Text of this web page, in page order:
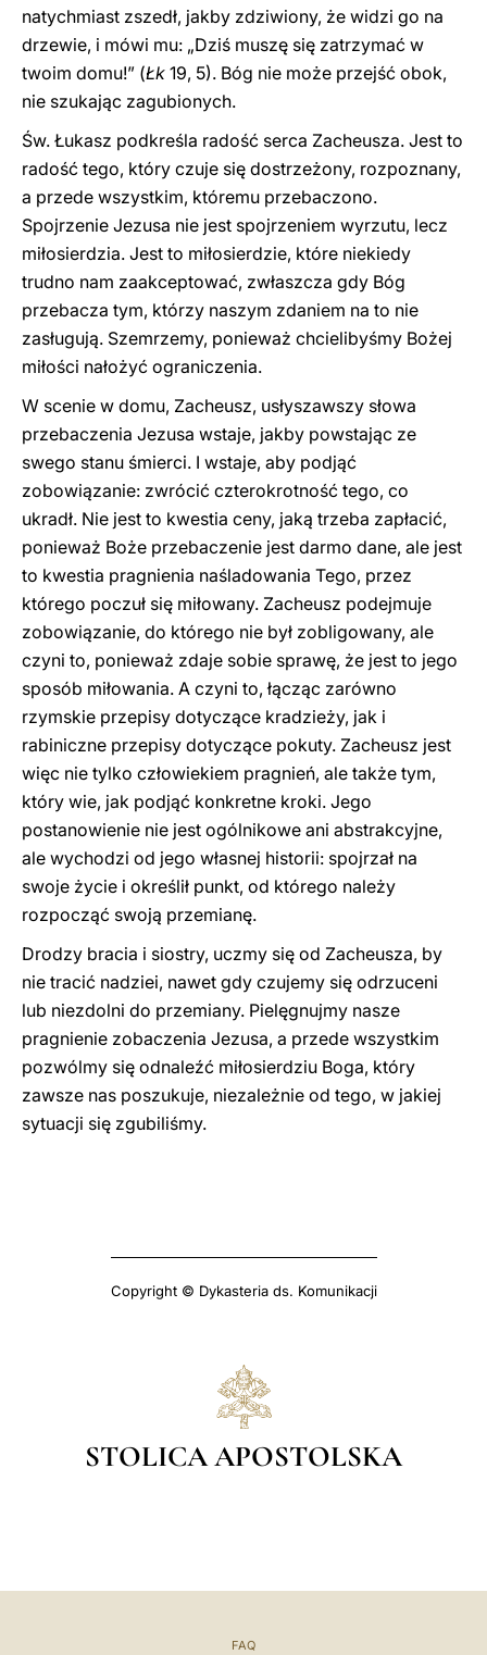
natychmiast zszedł, jakby zdziwiony, że widzi go na
drzewie, i mówi mu: „Dziś muszę się zatrzymać w
twoim domu!” (Łk 19, 5). Bóg nie może przejść obok,
nie szukając zagubionych.
Św. Łukasz podkreśla radość serca Zacheusza. Jest to
radość tego, który czuje się dostrzeżony, rozpoznany,
a przede wszystkim, któremu przebaczono.
Spojrzenie Jezusa nie jest spojrzeniem wyrzutu, lecz
miłosierdzia. Jest to miłosierdzie, które niekiedy
trudno nam zaakceptować, zwłaszcza gdy Bóg
przebacza tym, którzy naszym zdaniem na to nie
zasługują. Szemrzemy, ponieważ chcielibyśmy Bożej
miłości nałożyć ograniczenia.
W scenie w domu, Zacheusz, usłyszawszy słowa
przebaczenia Jezusa wstaje, jakby powstając ze
swego stanu śmierci. I wstaje, aby podjąć
zobowiązanie: zwrócić czterokrotność tego, co
ukradł. Nie jest to kwestia ceny, jaką trzeba zapłacić,
ponieważ Boże przebaczenie jest darmo dane, ale jest
to kwestia pragnienia naśladowania Tego, przez
którego poczuł się miłowany. Zacheusz podejmuje
zobowiązanie, do którego nie był zobligowany, ale
czyni to, ponieważ zdaje sobie sprawę, że jest to jego
sposób miłowania. A czyni to, łącząc zarówno
rzymskie przepisy dotyczące kradzieży, jak i
rabiniczne przepisy dotyczące pokuty. Zacheusz jest
więc nie tylko człowiekiem pragnień, ale także tym,
który wie, jak podjąć konkretne kroki. Jego
postanowienie nie jest ogólnikowe ani abstrakcyjne,
ale wychodzi od jego własnej historii: spojrzał na
swoje życie i określił punkt, od którego należy
rozpocząć swoją przemianę.
Drodzy bracia i siostry, uczmy się od Zacheusza, by
nie tracić nadziei, nawet gdy czujemy się odrzuceni
lub niezdolni do przemiany. Pielęgnujmy nasze
pragnienie zobaczenia Jezusa, a przede wszystkim
pozwólmy się odnaleźć miłosierdziu Boga, który
zawsze nas poszukuje, niezależnie od tego, w jakiej
sytuacji się zgubiliśmy.
Copyright © Dykasteria ds. Komunikacji
STOLICA APOSTOLSKA
FAQ